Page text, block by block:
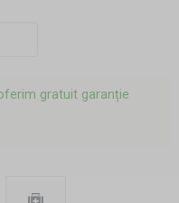
gratuit garanție